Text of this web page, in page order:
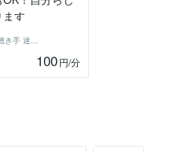
す
100円/分